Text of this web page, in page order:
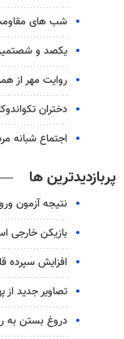
شب های
یکصد و
روایت مهر از همراهی
دختران
اجتماع شبانه
پربازدیدترین ها
نتیجه آزمون ورودی
بازیکن خارجی
افزایش سپرده
تصاویر جدید
دروغ بستن به